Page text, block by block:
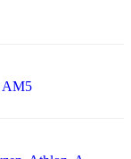
AM5